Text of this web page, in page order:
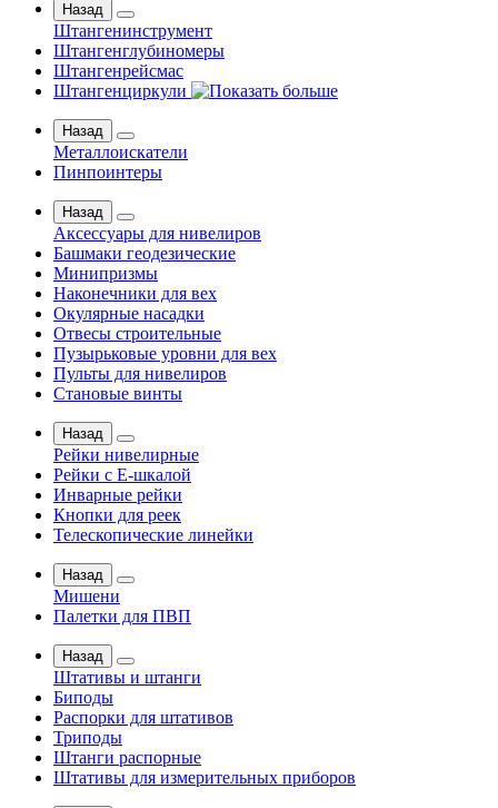
Назад
Штангенинструмент
Штангенглубиномеры
Штангенрейсмас
Штангенциркули
Назад
Металлоискатели
Пинпоинтеры
Назад
Аксессуары для нивелиров
Башмаки геодезические
Минипризмы
Наконечники для вех
Окулярные насадки
Отвесы строительные
Пузырьковые уровни для вех
Пульты для нивелиров
Становые винты
Назад
Рейки нивелирные
Рейки с Е-шкалой
Инварные рейки
Кнопки для реек
Телескопические линейки
Назад
Мишени
Палетки для ПВП
Назад
Штативы и штанги
Биподы
Распорки для штативов
Триподы
Штанги распорные
Штативы для измерительных приборов